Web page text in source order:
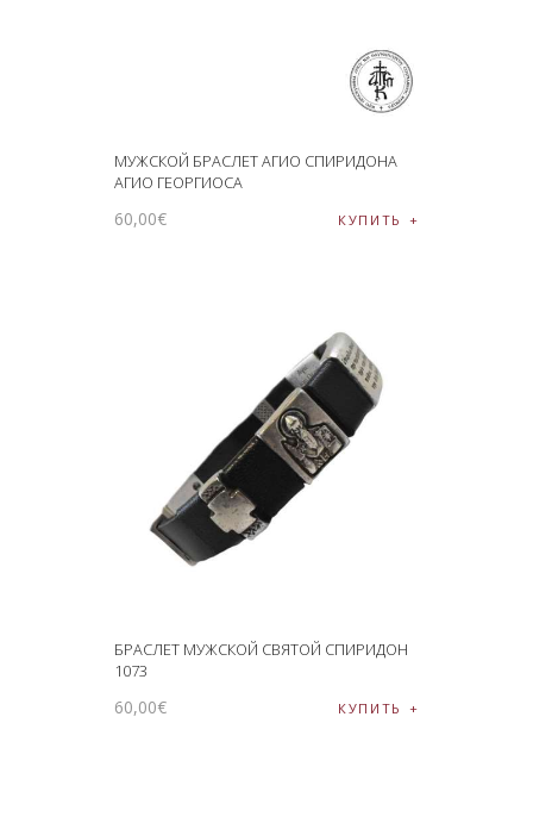
МУЖСКОЙ БРАСЛЕТ АГИО СПИРИДОНА
АГИО ГЕОРГИОСА
60,00€ КУПИТЬ
БРАСЛЕТ МУЖСКОЙ СВЯТОЙ СПИРИДОН
1073
60,00€ КУПИТЬ